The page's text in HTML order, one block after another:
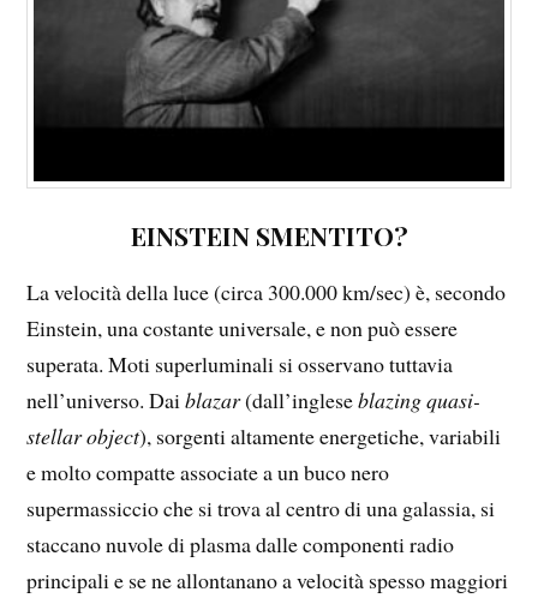
EINSTEIN SMENTITO?
La velocità della luce (circa 300.000 km/sec) è, secondo
Einstein, una costante universale, e non può essere
superata. Moti superluminali si osservano tuttavia
nell’universo. Daiblazar(dall’ingleseblazing quasi-
stellar object), sorgenti altamente energetiche, variabili
e molto compatte associate a un buco nero
supermassiccio che si trova al centro di una galassia, si
staccano nuvole di plasma dalle componenti radio
principali e se ne allontanano a velocità spesso maggiori